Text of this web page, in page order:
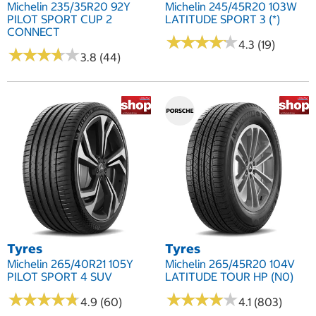
Michelin 235/35R20 92Y
PILOT SPORT CUP 2
CONNECT
★★★★★
★★★★★3.8 (44)
Michelin 245/45R20 103W
LATITUDE SPORT 3 (*)
★★★★★
★★★★★4.3 (19)
Tyres
Michelin 265/40R21 105Y
PILOT SPORT 4 SUV
★★★★★
★★★★★4.9 (60)
Tyres
Michelin 265/45R20 104V
LATITUDE TOUR HP (N0)
★★★★★
★★★★★4.1 (803)